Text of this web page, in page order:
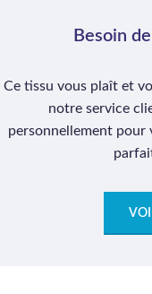
Besoin
Ce tissu vous plaît et
notre service
personnellement pour